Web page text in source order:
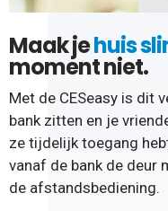
Maak jehuis
moment niet.
Met de CESeasy is dit
bank zitten en je
ze tijdelijk toegang
vanaf de bank de deur
de afstandsbediening.